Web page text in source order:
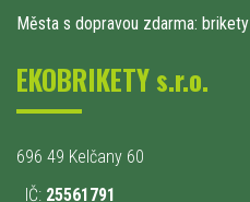
Města s dopravou zdarma: brikety
EKOBRIKETY s.r.o.
696 49 Kelčany 60
IČ: 25561791